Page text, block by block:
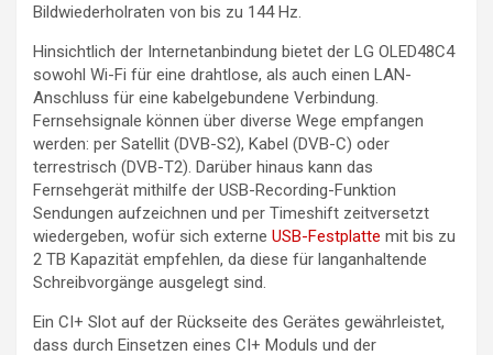
Bildwiederholraten von bis zu 144 Hz.
Hinsichtlich der Internetanbindung bietet der LG OLED48C4
sowohl Wi-Fi für eine drahtlose, als auch einen LAN-
Anschluss für eine kabelgebundene Verbindung.
Fernsehsignale können über diverse Wege empfangen
werden: per Satellit (DVB-S2), Kabel (DVB-C) oder
terrestrisch (DVB-T2). Darüber hinaus kann das
Fernsehgerät mithilfe der USB-Recording-Funktion
Sendungen aufzeichnen und per Timeshift zeitversetzt
wiedergeben, wofür sich externe USB-Festplatte mit bis zu
2 TB Kapazität empfehlen, da diese für langanhaltende
Schreibvorgänge ausgelegt sind.
Ein CI+ Slot auf der Rückseite des Gerätes gewährleistet,
dass durch Einsetzen eines CI+ Moduls und der